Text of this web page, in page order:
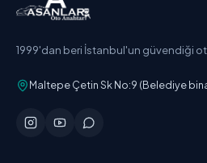
1999'dan beri İstanbul'un güvendiği
Maltepe Çetin Sk No:9 (Belediye